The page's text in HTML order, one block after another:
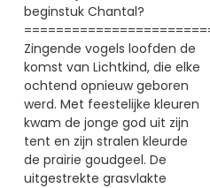
beginstuk Chantal?
Zingende vogels loofden de
komst van Lichtkind, die elke
ochtend opnieuw geboren
werd. Met feestelijke kleuren
kwam de jonge god uit zijn
tent en zijn stralen kleurde
de prairie goudgeel. De
uitgestrekte grasvlakte